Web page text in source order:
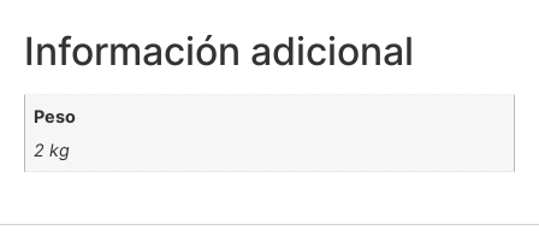
Información adicional
Peso
2 kg